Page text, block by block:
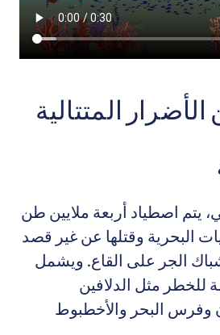
المتتالية
اصطياد أربعة ملايين طن
البحرية وقتلها عن غير قصد
الجر على القاع. ويشمل
مثل الدلافين
البحر والأخطبوط